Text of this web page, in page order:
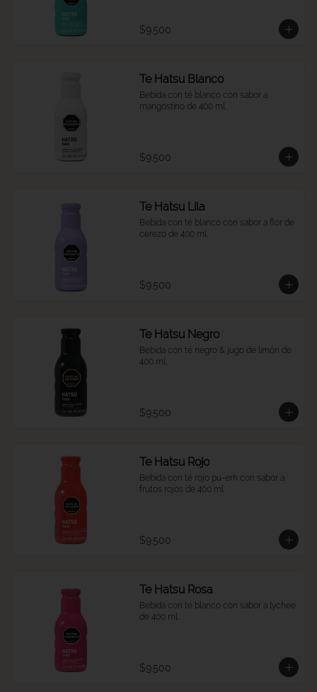
$9.500
Te Hatsu Blanco
Bebida con té blanco con sabor a
mangostino de 400 ml.
$9.500
Te Hatsu Lila
Bebida con té blanco con sabor a flor de
cerezo de 400 ml.
$9.500
Te Hatsu Negro
Bebida con té negro & jugo de limón de
400 ml.
$9.500
Te Hatsu Rojo
Bebida con té rojo pu-erh con sabor a
frutos rojos de 400 ml.
$9.500
Te Hatsu Rosa
Bebida con té blanco con sabor a lychee
de 400 ml.
$9.500